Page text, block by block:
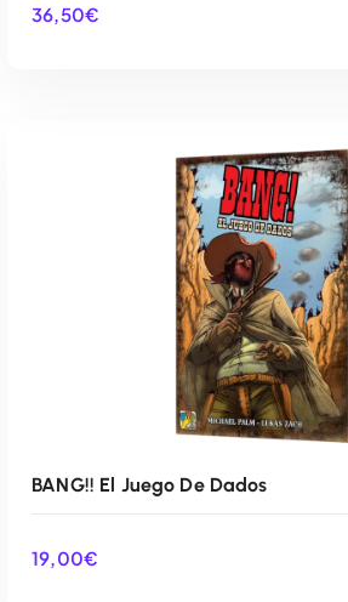
AÑADIR AL CARRITO
36,50€
BANG!! El Juego De Dados
19,00€